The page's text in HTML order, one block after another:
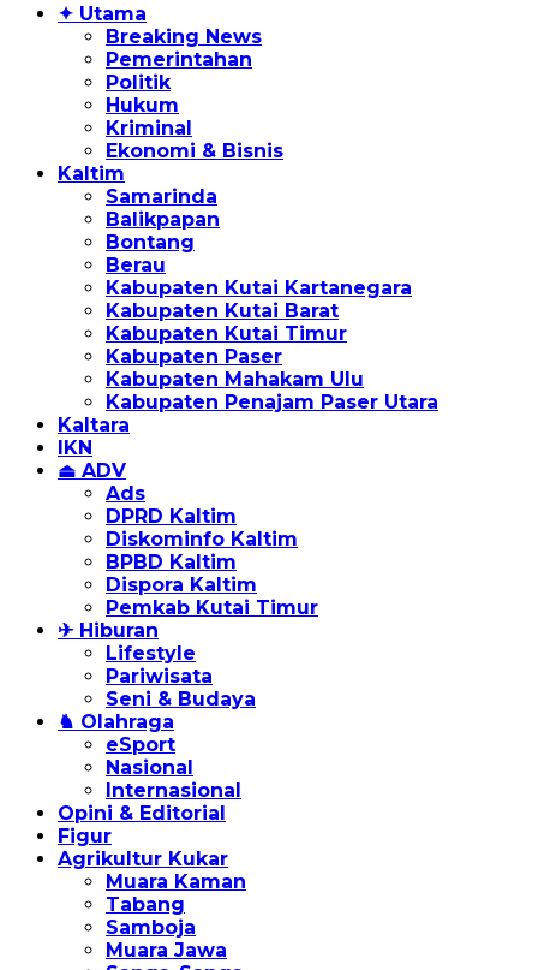
✦ Utama
Breaking News
Pemerintahan
Politik
Hukum
Kriminal
Ekonomi & Bisnis
Kaltim
Samarinda
Balikpapan
Bontang
Berau
Kabupaten Kutai Kartanegara
Kabupaten Kutai Barat
Kabupaten Kutai Timur
Kabupaten Paser
Kabupaten Mahakam Ulu
Kabupaten Penajam Paser Utara
Kaltara
IKN
⏏ ADV
Ads
DPRD Kaltim
Diskominfo Kaltim
BPBD Kaltim
Dispora Kaltim
Pemkab Kutai Timur
✈ Hiburan
Lifestyle
Pariwisata
Seni & Budaya
♞ Olahraga
eSport
Nasional
Internasional
Opini & Editorial
Figur
Agrikultur Kukar
Muara Kaman
Tabang
Samboja
Muara Jawa